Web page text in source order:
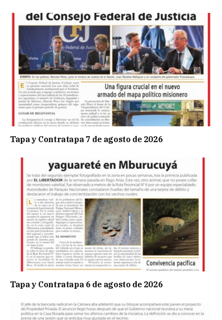
Tapa y Contratapa 7 de agosto de 2026
Tapa y Contratapa 6 de agosto de 2026